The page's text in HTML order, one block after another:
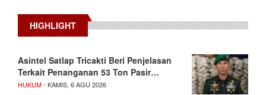
HIGHLIGHT
Asintel Satlap Tricakti Beri Penjelasan
Terkait Penanganan 53 Ton Pasir…
HUKUM- KAMIS, 6 AGU 2026